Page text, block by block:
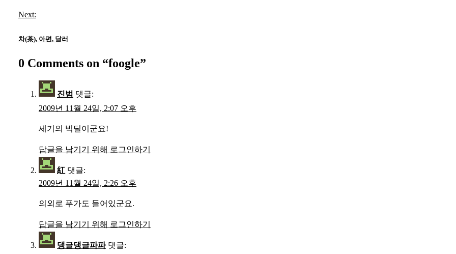
Next:
차(茶), 아편, 달러
0 Comments on “foogle”
진범 댓글:
2009년 11월 24일, 2:07 오후
세기의 빅딜이군요!
답글을 남기기 위해 로그인하기
紅 댓글:
2009년 11월 24일, 2:26 오후
의외로 푸가도 들어있군요.
답글을 남기기 위해 로그인하기
댕글댕글파파 댓글: